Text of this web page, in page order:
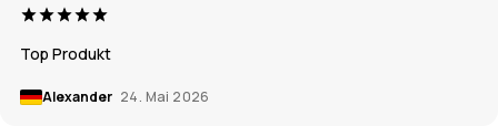
Top Produkt
Alexander 24. Mai 2026